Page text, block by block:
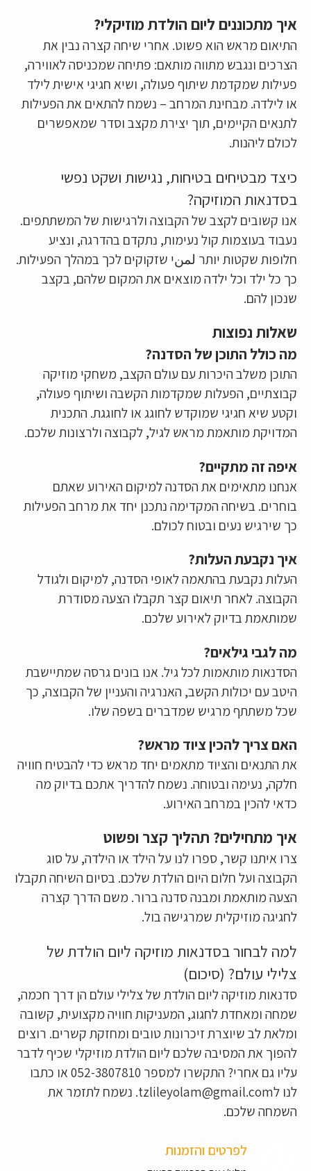
איך מתכוננים ליום הולדת מוזיקלי?
התיאום מראש הוא פשוט. אחרי שיחה קצרה נבין את
הצרכים ונגבש מתווה מותאם: פתיחה שמכניסה לאווירה,
פעילות שמקדמת שיתוף פעולה, ושיא חגיגי אישית לילד
או לילדה. מבחינת המרחב – נשמח להתאים את הפעילות
לתנאים הקיימים, תוך יצירת מקצב וסדר שמאפשרים
לכולם ליהנות.
כיצד מבטיחים בטיחות, נגישות ושקט נפשי
בסדנאות המוזיקה?
אנו קשובים לקצב של הקבוצה ולרגישות של המשתתפים.
נעבוד בעוצמות קול נעימות, נתקדם בהדרגה, ונציע
חלופות שקטות יותר لمنי שזקוקים לכך במהלך הפעילות.
כך כל ילד וכל ילדה מוצאים את המקום שלהם, בקצב
שנכון להם.
שאלות נפוצות
מה כולל התוכן של הסדנה?
התוכן משלב היכרות עם עולם הקצב, משחקי מוזיקה
קבוצתיים, הפעלות שמקדמות הקשבה ושיתוף פעולה,
וקטע שיא חגיגי שמוקדש לחוגג או לחוגגת. התכנית
המדויקת מותאמת מראש לגיל, לקבוצה ולרצונות שלכם.
איפה זה מתקיים?
אנחנו מתאימים את הסדנה למיקום האירוע שאתם
בוחרים. בשיחה המקדימה נתכנן יחד את מרחב הפעילות
כך שירגיש נעים ובטוח לכולם.
איך נקבעת העלות?
העלות נקבעת בהתאמה לאופי הסדנה, למיקום ולגודל
הקבוצה. לאחר תיאום קצר תקבלו הצעה מסודרת
שמותאמת בדיוק לאירוע שלכם.
מה לגבי גילאים?
הסדנאות מותאמות לכל גיל. אנו בונים גרסה שמתיישבת
היטב עם יכולות הקשב, האנרגיה והעניין של הקבוצה, כך
שכל משתתף מרגיש שמדברים בשפה שלו.
האם צריך להכין ציוד מראש?
את התנאים והציוד מתאמים יחד מראש כדי להבטיח חוויה
חלקה, נעימה ובטוחה. נשמח להדריך אתכם בדיוק מה
כדאי להכין במרחב האירוע.
איך מתחילים? תהליך קצר ופשוט
צרו איתנו קשר, ספרו לנו על הילד או הילדה, על סוג
הקבוצה ועל חלום היום הולדת שלכם. בסיום השיחה תקבלו
הצעה מותאמת ומבנה סדנה ברור. משם הדרך קצרה
לחגיגה מוזיקלית שמרגישה בול.
למה לבחור בסדנאות מוזיקה ליום הולדת של
צלילי עולם? (סיכום)
סדנאות מוזיקה ליום הולדת של צלילי עולם הן דרך חכמה,
שמחה ומאחדת לחגוג, המעניקות חוויה מקצועית, קשובה
ומלאת לב שיוצרת זיכרונות טובים ומחזקת קשרים. רוצים
להפוך את המסיבה שלכם ליום הולדת מוזיקלי שכיף לדבר
עליו גם אחרי? התקשרו למספר 052-3807810 או כתבו
לנו לtzlileyolam@gmail.com. נשמח לתזמר את
השמחה שלכם.
לפרטים והזמנות